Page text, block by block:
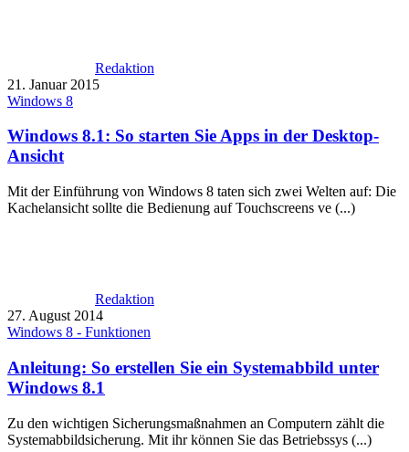
Redaktion
21. Januar 2015
Windows 8
Windows 8.1: So starten Sie Apps in der Desktop-
Ansicht
Mit der Einführung von Windows 8 taten sich zwei Welten auf: Die
Kachelansicht sollte die Bedienung auf Touchscreens ve (...)
Redaktion
27. August 2014
Windows 8 - Funktionen
Anleitung: So erstellen Sie ein Systemabbild unter
Windows 8.1
Zu den wichtigen Sicherungsmaßnahmen an Computern zählt die
Systemabbildsicherung. Mit ihr können Sie das Betriebssys (...)